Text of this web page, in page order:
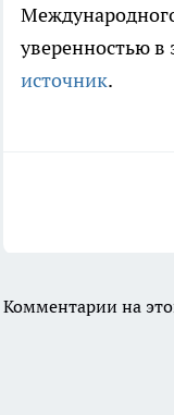
уверенностью
источник.
Комментарии на